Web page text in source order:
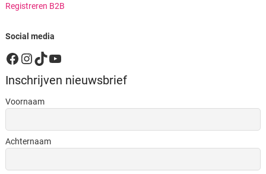
Registreren B2B
Social media
Facebook
Instagram
TikTok
YouTube
Inschrijven nieuwsbrief
Voornaam
Achternaam